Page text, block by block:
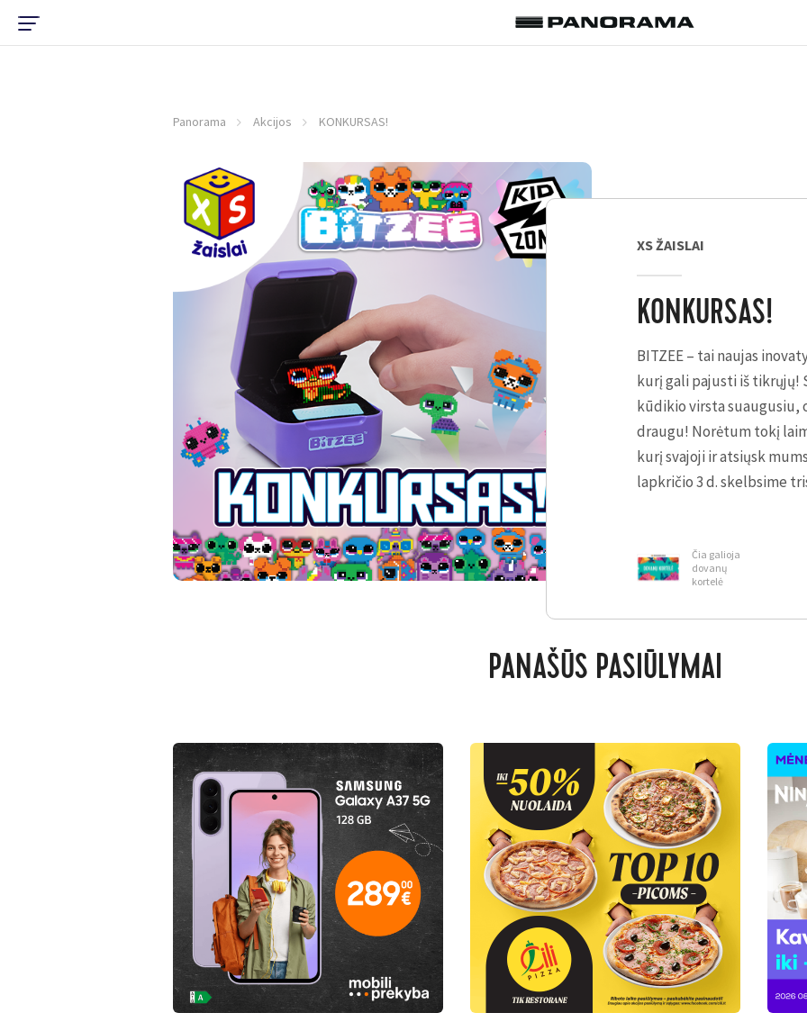
Panorama Akcijos KONKURSAS!
XS ŽAISLAI
KONKURSAS!
BITZEE – tai naujas
kurį gali pajusti iš tikrųjų!
kūdikio virsta suaugusiu,
draugu! Norėtum tokį
kurį svajoji ir atsiųsk
lapkričio 3 d. skelbsime
Čia galioja
dovanų
kortelė
PANAŠŪS PASIŪLYMAI